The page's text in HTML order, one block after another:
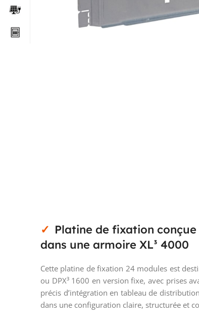
Platine de fixation conçue
dans une armoire XL³ 4000
Cette platine de fixation 24 modules est
ou DPX³ 1600 en version fixe, avec prises
précis d’intégration en tableau de
dans une configuration claire, structurée et